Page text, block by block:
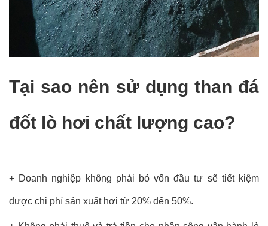
Tại sao nên sử dụng than đá
đốt lò hơi chất lượng cao?
+ Doanh nghiệp không phải bỏ vốn đầu tư sẽ tiết kiệm
được chi phí sản xuất hơi từ 20% đến 50%.